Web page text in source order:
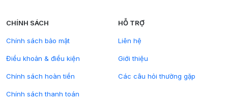
CHÍNH SÁCH
Chính sách bảo mật
Điều khoản & điều kiện
Chính sách hoàn tiền
Chính sách thanh toán
HỖ TRỢ
Liên hệ
Giới thiệu
Các câu hỏi thường gặp